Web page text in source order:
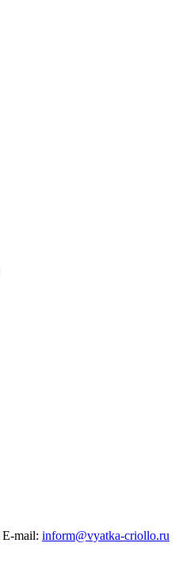
E-mail: inform@vyatka-criollo.ru